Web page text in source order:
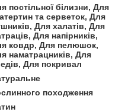
постільної білизни, Для
та серветок, Для
Для халатів, Для
Для напірників,
ковдр, Для пелюшок,
наматрацників, Для
Для покривал
походження